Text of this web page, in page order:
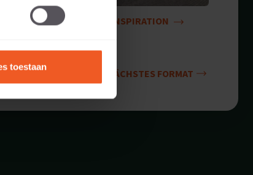
toestaan
INSPIRATION
NÄCHSTES FORMAT